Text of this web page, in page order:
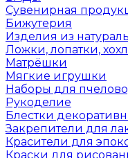
Сувенирная
Бижутерия
Изделия из
Ложки, лопатки,
Матрёшки
Мягкие игрушки
Наборы для
Рукоделие
Блестки
Закрепители для
Красители для
Краски для